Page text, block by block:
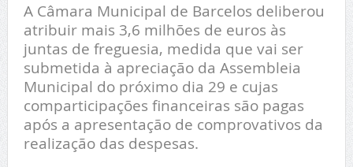
A Câmara Municipal de Barcelos deliberou
atribuir mais 3,6 milhões de euros às
juntas de freguesia, medida que vai ser
submetida à apreciação da Assembleia
Municipal do próximo dia 29 e cujas
comparticipações financeiras são pagas
após a apresentação de comprovativos da
realização das despesas.